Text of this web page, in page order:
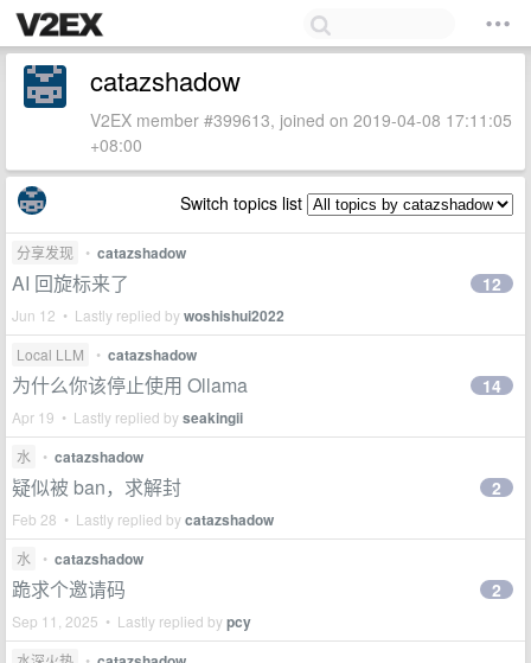
catazshadow
V2EX member #399613, joined on 2019-04-08 17:11:05
+08:00
Switch topics list
分享发现 • catazshadow
AI 回旋标来了
Jun 12 • Lastly replied bywoshishui2022
12
Local LLM • catazshadow
为什么你该停止使用 Ollama
Apr 19 • Lastly replied byseakingii
14
水 • catazshadow
疑似被 ban，求解封
Feb 28 • Lastly replied bycatazshadow
2
水 • catazshadow
跪求个邀请码
Sep 11, 2025 • Lastly replied bypcy
2